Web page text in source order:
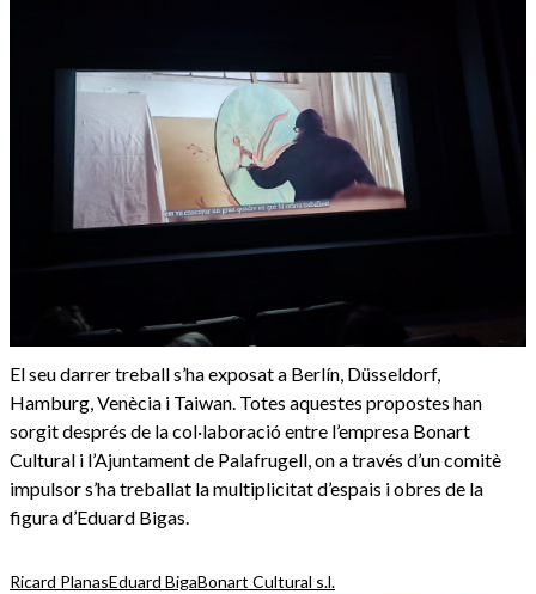
El seu darrer treball s’ha exposat a Berlín, Düsseldorf,
Hamburg, Venècia i Taiwan. Totes aquestes propostes han
sorgit després de la col·laboració entre l’empresa Bonart
Cultural i l’Ajuntament de Palafrugell, on a través d’un comitè
impulsor s’ha treballat la multiplicitat d’espais i obres de la
figura d’Eduard Bigas.
Ricard PlanasEduard BigaBonart Cultural s.l.